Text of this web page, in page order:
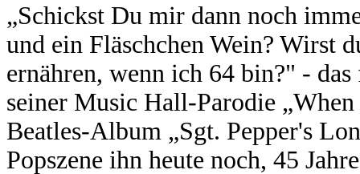
„Schickst Du mir dann noch
und ein Fläschchen Wein? Wirst
ernähren, wenn ich 64 bin?" -
seiner Music Hall-Parodie
Beatles-Album „Sgt. Pepper's
Popszene ihn heute noch, 45